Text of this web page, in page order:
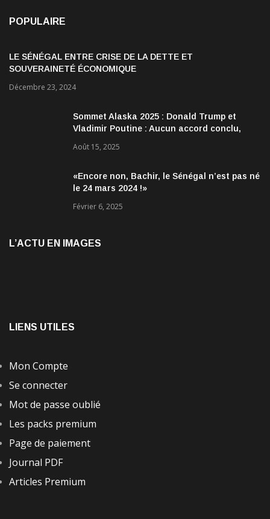
POPULAIRE
LE SÉNÉGAL ENTRE CRISE DE LA DETTE ET
SOUVERAINETÉ ÉCONOMIQUE
Décembre 23, 2024
Sommet Alaska 2025 : Donald Trump et
Vladimir Poutine : Aucun accord conclu,
encourageantes
Août 15, 2025
«Encore non, Bachir, le Sénégal n’est pas né
le 24 mars 2024 !»
Février 6, 2025
L’ACTU EN IMAGES
LIENS UTILES
Mon Compte
Se connecter
Mot de passe oublié
Les packs premium
Page de paiement
Journal PDF
Articles Premium